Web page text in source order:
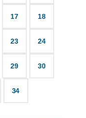
17 18
23 24
29 30
34